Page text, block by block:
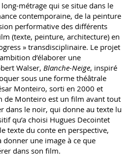
métrage qui se situe dans le
contemporaine, de la peinture
performative des différents
(texte, peinture, architecture) en
» transdisciplinaire. Le projet
d’élaborer une
Walser, Blanche-Neige, inspiré
sous une forme théâtrale
Monteiro, sorti en 2000 et
de Monteiro est un film avant tout
dans le noir, qui donne au texte lu
qu’a choisi Hugues Decointet
texte du conte en perspective,
donner une image à ce que
dans son film.